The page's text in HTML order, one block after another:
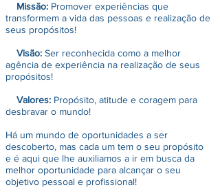
Missão: Promover experiências que
transformem a vida das pessoas e realização de
seus propósitos!
Visão: Ser reconhecida como a melhor
agência de experiência na realização de seus
propósitos!
Valores: Propósito, atitude e coragem para
desbravar o mundo!
Há um mundo de oportunidades a ser
descoberto, mas cada um tem o seu propósito
e é aqui que lhe auxiliamos a ir em busca da
melhor oportunidade para alcançar o seu
objetivo pessoal e profissional!